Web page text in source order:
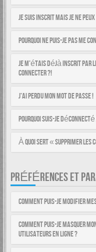
Je suis inscrit mais je ne
Pourquoi ne puis-je pas me
Je m’étais déjà inscrit par
connecter ?!
J’ai perdu mon mot de passe !
Pourquoi suis-je
À quoi sert « Supprimer les
PRÉFÉRENCES ET
Comment puis-je modifier
Comment puis-je masquer
utilisateurs en ligne ?